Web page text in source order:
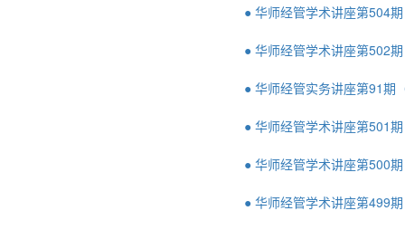
● 华师经管学术讲座第504
● 华师经管学术讲座第502
● 华师经管实务讲座第91期
● 华师经管学术讲座第501
● 华师经管学术讲座第500
● 华师经管学术讲座第499